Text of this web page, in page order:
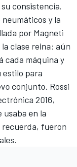
consistencia.
y la
por Magneti
clase reina: aún
cada máquina y
estilo para
conjunto. Rossi
2016,
usaba en la
recuerda, fueron